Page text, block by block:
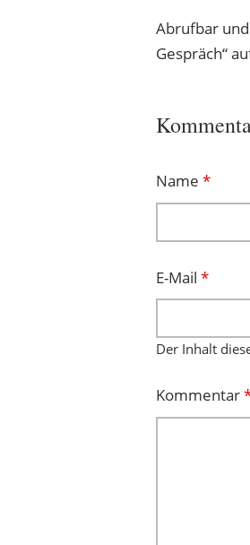
Abrufbar
Gespräch“
Name *
E-Mail *
Der Inhalt
Kommentar